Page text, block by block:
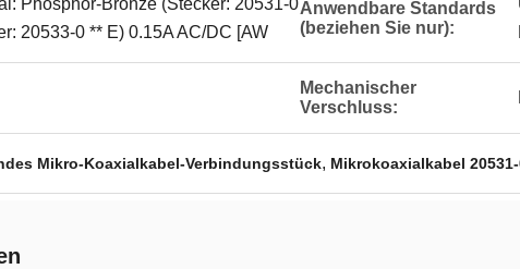
Phosphor-Bronze (Stecker: 20531-0
20533-0 ** E) 0.15A AC/DC [AW
Anwendbare Standards
(beziehen Sie nur):
Mechanischer
Verschluss:
Mikro-Koaxialkabel-Verbindungsstück, Mikrokoaxialkabel